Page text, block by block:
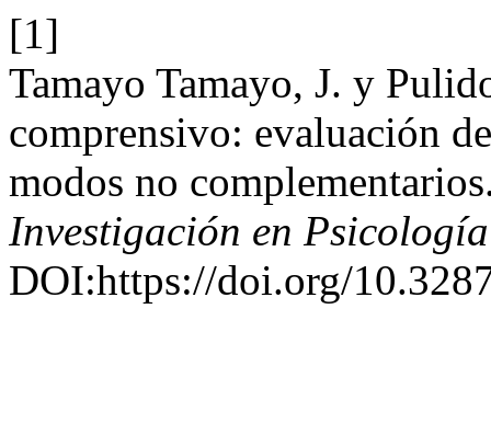
[1]
Tamayo Tamayo, J. y
comprensivo: evaluación
modos no
Investigación en Psicología
DOI:https://doi.org/